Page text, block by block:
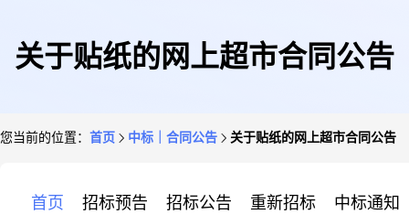
关于贴纸的网上超市合同公告
您当前的位置： 首页 中标｜合同公告 关于贴纸的网上超市合同公告
首页 招标预告 招标公告 重新招标 中标通知